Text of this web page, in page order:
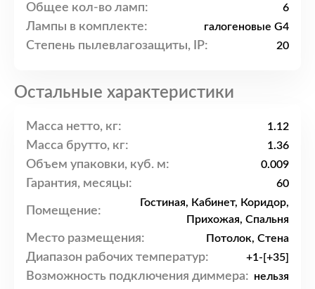
Общее кол-во ламп: 6
Лампы в комплекте: галогеновые G4
Степень пылевлагозащиты, IP: 20
Остальные характеристики
Масса нетто, кг: 1.12
Масса брутто, кг: 1.36
Объем упаковки, куб. м: 0.009
Гарантия, месяцы: 60
Помещение:
Гостиная, Кабинет, Коридор,
Прихожая, Спальня
Место размещения: Потолок, Стена
Диапазон рабочих температур: +1-[+35]
Возможность подключения диммера: нельзя